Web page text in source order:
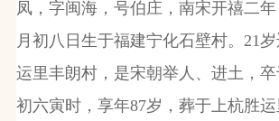
凤，字闽海，号伯庄，南宋开禧二年
月初八日生于福建宁化石壁村。 21
运里丰朗村，是宋朝举人、进土，卒
初六寅时，享年87岁，葬于上杭胜运